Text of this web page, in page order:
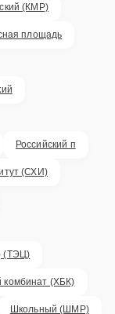
(КМР)
площадь
Российский п
(СХИ)
(ТЭЦ)
комбинат (ХБК)
Школьный (ШМР)